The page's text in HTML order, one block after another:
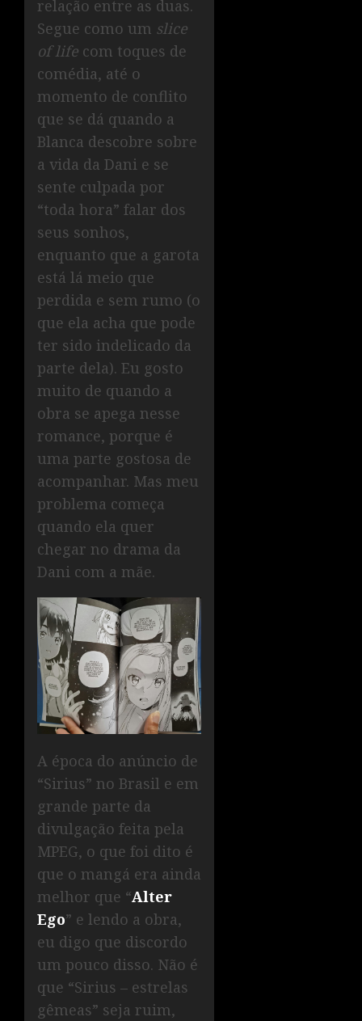
relação entre as duas.
Segue como um slice
of life com toques de
comédia, até o
momento de conflito
que se dá quando a
Blanca descobre sobre
a vida da Dani e se
sente culpada por
“toda hora” falar dos
seus sonhos,
enquanto que a garota
está lá meio que
perdida e sem rumo (o
que ela acha que pode
ter sido indelicado da
parte dela). Eu gosto
muito de quando a
obra se apega nesse
romance, porque é
uma parte gostosa de
acompanhar. Mas meu
problema começa
quando ela quer
chegar no drama da
Dani com a mãe.
A época do anúncio de
“Sirius” no Brasil e em
grande parte da
divulgação feita pela
MPEG, o que foi dito é
que o mangá era ainda
melhor que “Alter
Ego” e lendo a obra,
eu digo que discordo
um pouco disso. Não é
que “Sirius – estrelas
gêmeas” seja ruim,